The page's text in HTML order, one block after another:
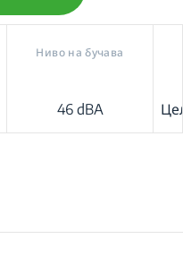
Ниво на бучава
46 dBA